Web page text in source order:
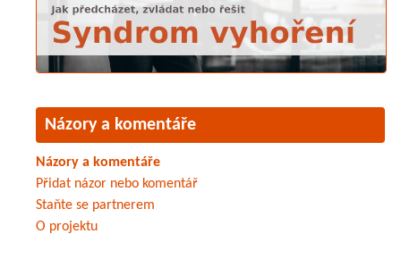
Názory a komentáře
Názory a komentáře
Přidat názor nebo komentář
Staňte se partnerem
O projektu